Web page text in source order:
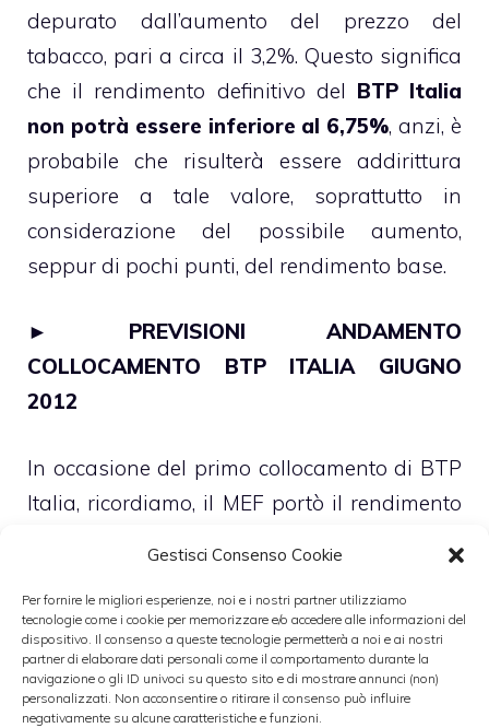
Gestisci Consenso Cookie
Per fornire le migliori esperienze, noi e i nostri partner utilizziamo
tecnologie come i cookie per memorizzare e/o accedere alle informazioni del
dispositivo. Il consenso a queste tecnologie permetterà a noi e ai nostri
partner di elaborare dati personali come il comportamento durante la
navigazione o gli ID univoci su questo sito e di mostrare annunci (non)
personalizzati. Non acconsentire o ritirare il consenso può influire
negativamente su alcune caratteristiche e funzioni.
depurato dall’aumento del prezzo del
tabacco, pari a circa il 3,2%. Questo significa
che il rendimento definitivo del BTP Italia
non potrà essere inferiore al 6,75%, anzi, è
probabile che risulterà essere addirittura
superiore a tale valore, soprattutto in
considerazione del possibile aumento,
seppur di pochi punti, del rendimento base.
► PREVISIONI ANDAMENTO
COLLOCAMENTO BTP ITALIA GIUGNO
2012
In occasione del primo collocamento di BTP
Italia, ricordiamo, il MEF portò il rendimento
definitiva a riguardo verrà presa il prossimo
7 giugno,in considerazione del numero di
sottoscrizioni e delle condizioni di
mercato.